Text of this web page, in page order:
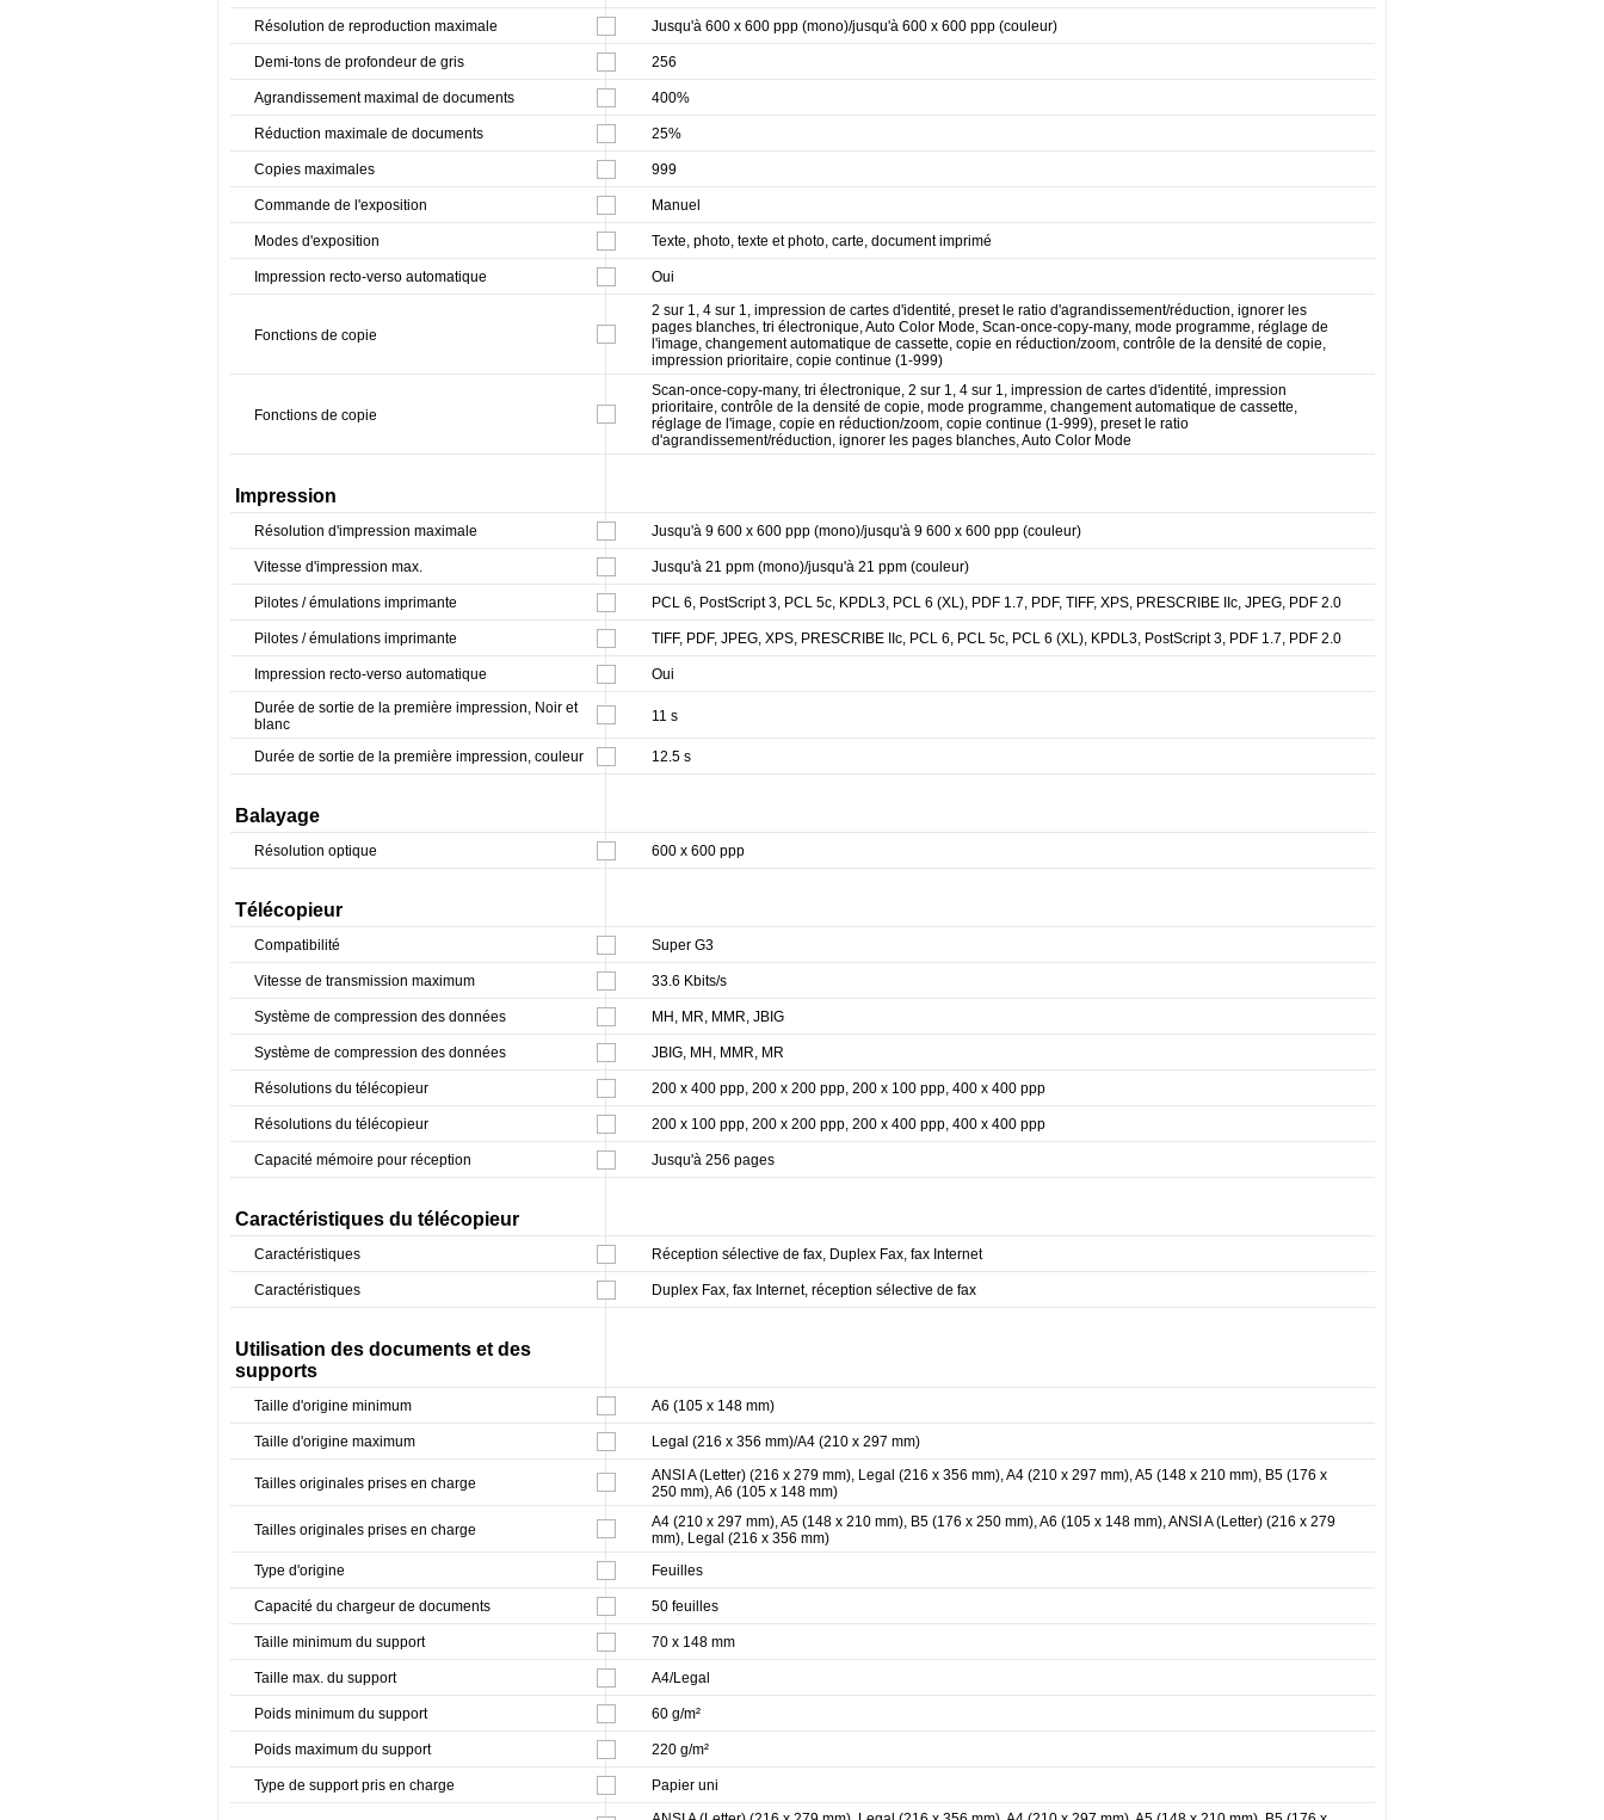
Résolution de reproduction maximale Jusqu'à 600 x 600 ppp (mono)/jusqu'à 600 x 600 ppp (couleur)
Demi-tons de profondeur de gris 256
Agrandissement maximal de documents 400%
Réduction maximale de documents 25%
Copies maximales 999
Commande de l'exposition Manuel
Modes d'exposition Texte, photo, texte et photo, carte, document imprimé
Impression recto-verso automatique Oui
Fonctions de copie
2 sur 1, 4 sur 1, impression de cartes d'identité, preset le ratio d'agrandissement/réduction, ignorer les
pages blanches, tri électronique, Auto Color Mode, Scan-once-copy-many, mode programme, réglage de
l'image, changement automatique de cassette, copie en réduction/zoom, contrôle de la densité de copie,
impression prioritaire, copie continue (1-999)
Fonctions de copie
Scan-once-copy-many, tri électronique, 2 sur 1, 4 sur 1, impression de cartes d'identité, impression
prioritaire, contrôle de la densité de copie, mode programme, changement automatique de cassette,
réglage de l'image, copie en réduction/zoom, copie continue (1-999), preset le ratio
d'agrandissement/réduction, ignorer les pages blanches, Auto Color Mode
Impression
Résolution d'impression maximale Jusqu'à 9 600 x 600 ppp (mono)/jusqu'à 9 600 x 600 ppp (couleur)
Vitesse d'impression max. Jusqu'à 21 ppm (mono)/jusqu'à 21 ppm (couleur)
Pilotes / émulations imprimante PCL 6, PostScript 3, PCL 5c, KPDL3, PCL 6 (XL), PDF 1.7, PDF, TIFF, XPS, PRESCRIBE IIc, JPEG, PDF 2.0
Pilotes / émulations imprimante TIFF, PDF, JPEG, XPS, PRESCRIBE IIc, PCL 6, PCL 5c, PCL 6 (XL), KPDL3, PostScript 3, PDF 1.7, PDF 2.0
Impression recto-verso automatique
Oui
Durée de sortie de la première impression, Noir et
blanc
11 s
Durée de sortie de la première impression, couleur 12.5 s
Balayage
Résolution optique 600 x 600 ppp
Télécopieur
Compatibilité Super G3
Vitesse de transmission maximum 33.6 Kbits/s
Système de compression des données MH, MR, MMR, JBIG
Système de compression des données JBIG, MH, MMR, MR
Résolutions du télécopieur 200 x 400 ppp, 200 x 200 ppp, 200 x 100 ppp, 400 x 400 ppp
Résolutions du télécopieur 200 x 100 ppp, 200 x 200 ppp, 200 x 400 ppp, 400 x 400 ppp
Capacité mémoire pour réception Jusqu'à 256 pages
Caractéristiques du télécopieur
Caractéristiques Réception sélective de fax, Duplex Fax, fax Internet
Caractéristiques Duplex Fax, fax Internet, réception sélective de fax
Utilisation des documents et des
supports
Taille d'origine minimum A6 (105 x 148 mm)
Taille d'origine maximum Legal (216 x 356 mm)/A4 (210 x 297 mm)
Tailles originales prises en charge
ANSI A (Letter) (216 x 279 mm), Legal (216 x 356 mm), A4 (210 x 297 mm), A5 (148 x 210 mm), B5 (176 x
250 mm), A6 (105 x 148 mm)
Tailles originales prises en charge
A4 (210 x 297 mm), A5 (148 x 210 mm), B5 (176 x 250 mm), A6 (105 x 148 mm), ANSI A (Letter) (216 x 279
mm), Legal (216 x 356 mm)
Type d'origine
Feuilles
Capacité du chargeur de documents 50 feuilles
Taille minimum du support 70 x 148 mm
Taille max. du support A4/Legal
Poids minimum du support 60 g/m²
Poids maximum du support 220 g/m²
Type de support pris en charge Papier uni